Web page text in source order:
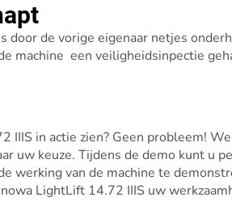
door de vorige eigenaar netjes
machine een veiligheidsinpectie
IIIS in actie zien? Geen probleem!
uw keuze. Tijdens de demo kunt u
werking van de machine te
LightLift 14.72 IIIS uw